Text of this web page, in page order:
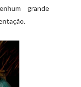
grande